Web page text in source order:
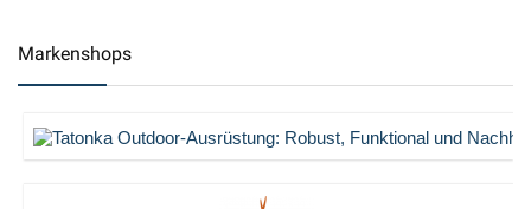
Markenshops